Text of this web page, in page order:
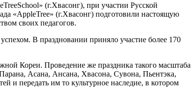
(г.Хвасонг), при участии Русской
«AppleTree» (г.Хвасонг) подготовили настоящую
своих педагогов.
В праздновании приняло участие более 170
Кореи. Проведение же праздника такого масштаба
Асана, Ансана, Хвасона, Сувона, Пьентэка,
и передать им то культурное наследие, в котором